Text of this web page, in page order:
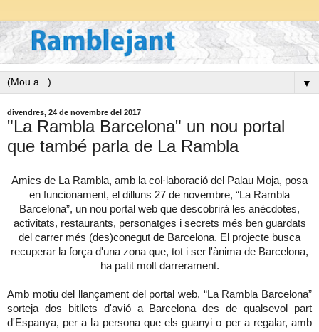
▼
divendres, 24 de novembre del 2017
"La Rambla Barcelona" un nou portal
que també parla de La Rambla
Amics de La Rambla, amb la col·laboració del Palau Moja, posa
en funcionament, el dilluns 27 de novembre, “La Rambla
Barcelona”, un nou portal web que descobrirà les anècdotes,
activitats, restaurants, personatges i secrets més ben guardats
del carrer més (des)conegut de Barcelona. El projecte busca
recuperar la força d'una zona que, tot i ser l'ànima de Barcelona,
ha patit molt darrerament.
Amb motiu del llançament del portal web, “La Rambla Barcelona”
sorteja dos bitllets d'avió a Barcelona des de qualsevol part
d'Espanya, per a la persona que els guanyi o per a regalar, amb